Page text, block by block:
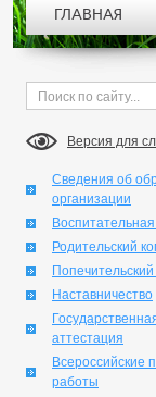
Версия для
Сведения об
организации
Родительский
Наставничество
аттестация
Всероссийские
работы
ГЛАВНАЯ